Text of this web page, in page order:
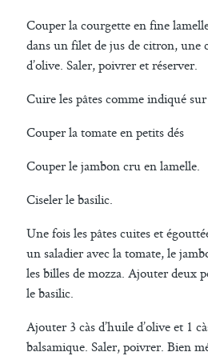
Couper la courgette en fine
dans un filet de jus de citron, une
d’olive. Saler, poivrer et réserver.
Cuire les pâtes comme indiqué
Couper la tomate en petits dés
Couper le jambon cru en lamelle.
Ciseler le basilic.
Une fois les pâtes cuites et
un saladier avec la tomate, le
les billes de mozza. Ajouter deux
le basilic.
Ajouter 3 càs d’huile d’olive et 1
balsamique. Saler, poivrer. Bien